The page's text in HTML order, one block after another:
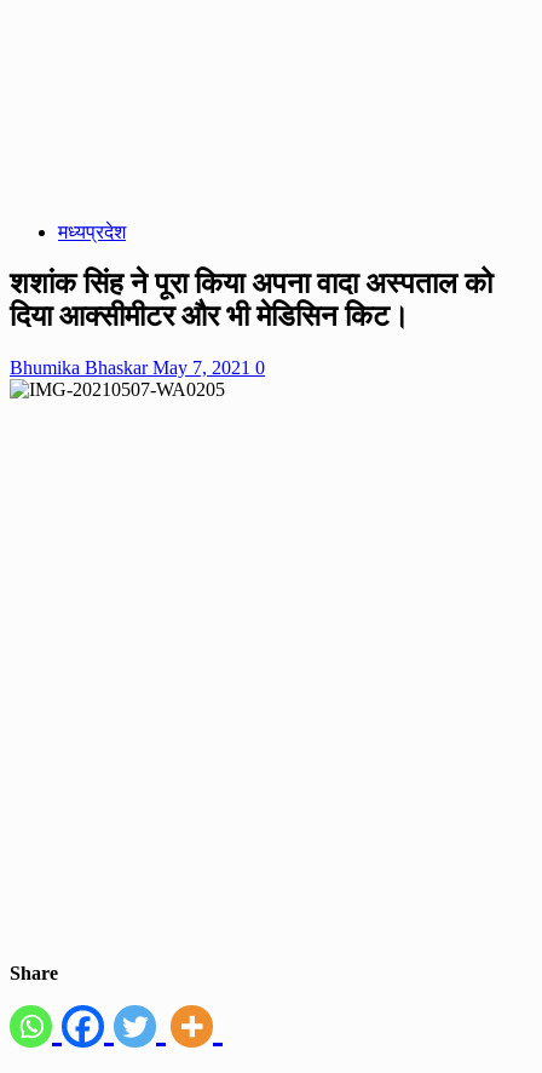
मध्यप्रदेश
शशांक सिंह ने पूरा किया अपना वादा अस्पताल को
दिया आक्सीमीटर और भी मेडिसिन किट।
Bhumika BhaskarMay 7, 2021 0
Share